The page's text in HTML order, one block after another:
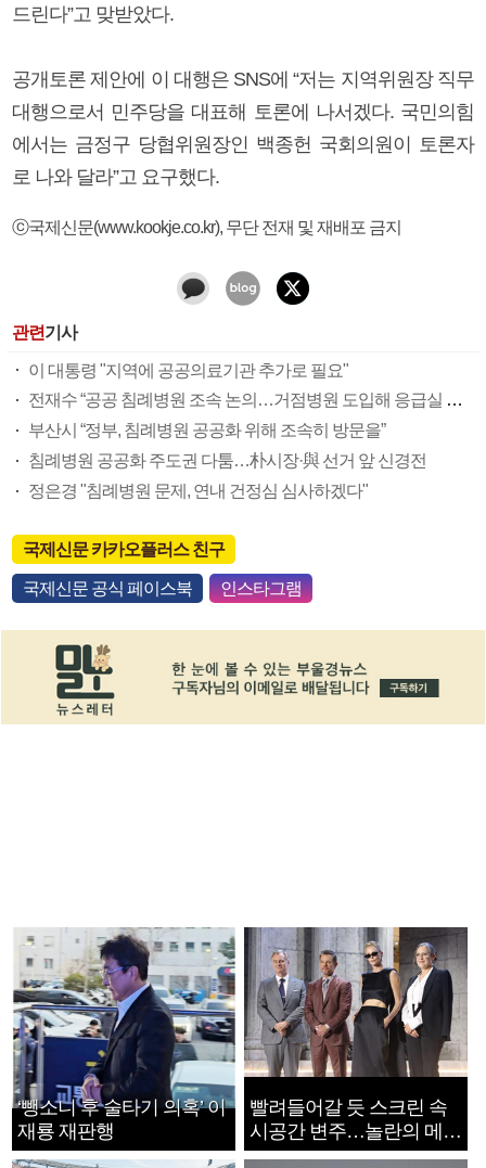
드린다”고 맞받았다.
공개토론 제안에 이 대행은 SNS에 “저는 지역위원장 직무
대행으로서 민주당을 대표해 토론에 나서겠다. 국민의힘
에서는 금정구 당협위원장인 백종헌 국회의원이 토론자
로 나와 달라”고 요구했다.
ⓒ국제신문(www.kookje.co.kr), 무단 전재 및 재배포 금지
관련기사
이 대통령 "지역에 공공의료기관 추가로 필요"
전재수 “공공 침례병원 조속 논의…거점병원 도입해 응급실 해소”
부산시 “정부, 침례병원 공공화 위해 조속히 방문을”
침례병원 공공화 주도권 다툼…朴시장·與 선거 앞 신경전
정은경 "침례병원 문제, 연내 건정심 심사하겠다"
국제신문 카카오플러스 친구
국제신문 공식 페이스북 인스타그램
‘뺑소니 후 술타기 의혹’ 이
재룡 재판행
빨려들어갈 듯 스크린 속
시공간 변주…놀란의 메시
지는 ‘전쟁 속죄’